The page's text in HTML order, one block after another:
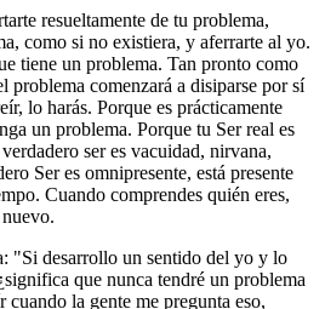
resueltamente de tu problema,
como si no existiera, y aferrarte al yo.
tiene un problema. Tan pronto como
problema comenzará a disiparse por sí
lo harás. Porque es prácticamente
un problema. Porque tu Ser real es
ser es vacuidad, nirvana,
Ser es omnipresente, está presente
Cuando comprendes quién eres,
"Si desarrollo un sentido del yo y lo
que nunca tendré un problema
la gente me pregunta eso,